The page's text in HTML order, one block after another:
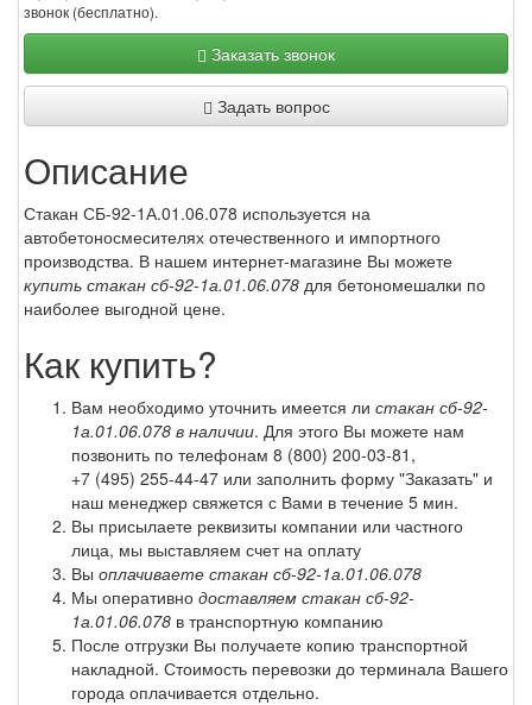
звонок (бесплатно).
Заказать звонок
Задать вопрос
Описание
Стакан СБ-92-1А.01.06.078 используется на
автобетоносмесителях отечественного и импортного
производства. В нашем интернет-магазине Вы можете
купить стакан сб-92-1а.01.06.078 для бетономешалки по
наиболее выгодной цене.
Как купить?
Вам необходимо уточнить имеется ли стакан сб-92-
1а.01.06.078 в наличии. Для этого Вы можете нам
позвонить по телефонам 8 (800) 200-03-81 ,
+7 (495) 255-44-47 или заполнить форму "Заказать" и
наш менеджер свяжется с Вами в течение 5 мин.
Вы присылаете реквизиты компании или частного
лица, мы выставляем счет на оплату
Вы оплачиваете стакан сб-92-1а.01.06.078
Мы оперативно доставляем стакан сб-92-
1а.01.06.078 в транспортную компанию
После отгрузки Вы получаете копию транспортной
накладной. Стоимость перевозки до терминала Вашего
города оплачивается отдельно.